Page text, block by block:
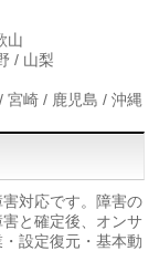
山
/ 山梨
宮崎 / 鹿児島 / 沖縄
対応です。障害の
と確定後、オンサ
設定復元・基本動